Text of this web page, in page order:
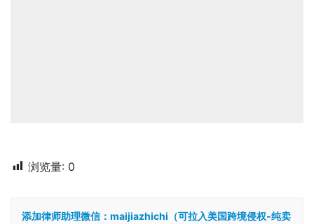
浏览量: 0
添加律师助理微信：maijiazhichi（可拉入美国跨境侵权-纯卖